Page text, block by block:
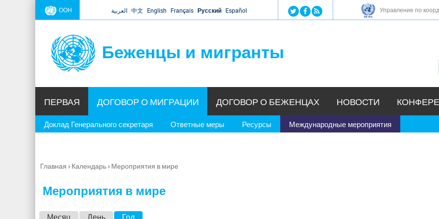
Jump to navigation
ООН العربية 中文 English Français Русский Español Управление по
Беженцы и мигранты
ПЕРВАЯ ДОГОВОР О МИГРАЦИИ
Доклад Генерального секретаря Ответные меры Ресурсы Международные мероприятия
ДОГОВОР О БЕЖЕНЦАХ НОВОСТИ
Вы
Главная › Календарь› Мероприятия в мире
Мероприятия в мире